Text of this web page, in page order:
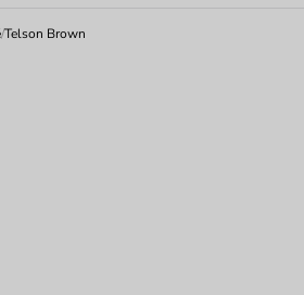
/Telson Brown